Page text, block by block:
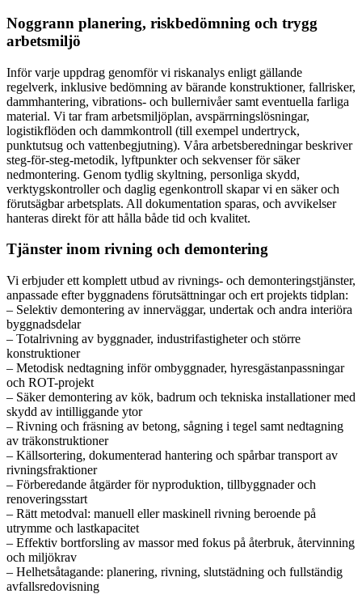
Noggrann planering, riskbedömning och trygg
arbetsmiljö
Inför varje uppdrag genomför vi riskanalys enligt gällande
regelverk, inklusive bedömning av bärande konstruktioner, fallrisker,
dammhantering, vibrations- och bullernivåer samt eventuella farliga
material. Vi tar fram arbetsmiljöplan, avspärrningslösningar,
logistikflöden och dammkontroll (till exempel undertryck,
punktutsug och vattenbegjutning). Våra arbetsberedningar beskriver
steg-för-steg-metodik, lyftpunkter och sekvenser för säker
nedmontering. Genom tydlig skyltning, personliga skydd,
verktygskontroller och daglig egenkontroll skapar vi en säker och
förutsägbar arbetsplats. All dokumentation sparas, och avvikelser
hanteras direkt för att hålla både tid och kvalitet.
Tjänster inom rivning och demontering
Vi erbjuder ett komplett utbud av rivnings- och demonteringstjänster,
anpassade efter byggnadens förutsättningar och ert projekts tidplan:
– Selektiv demontering av innerväggar, undertak och andra interiöra
byggnadsdelar
– Totalrivning av byggnader, industrifastigheter och större
konstruktioner
– Metodisk nedtagning inför ombyggnader, hyresgästanpassningar
och ROT-projekt
– Säker demontering av kök, badrum och tekniska installationer med
skydd av intilliggande ytor
– Rivning och fräsning av betong, sågning i tegel samt nedtagning
av träkonstruktioner
– Källsortering, dokumenterad hantering och spårbar transport av
rivningsfraktioner
– Förberedande åtgärder för nyproduktion, tillbyggnader och
renoveringsstart
– Rätt metodval: manuell eller maskinell rivning beroende på
utrymme och lastkapacitet
– Effektiv bortforsling av massor med fokus på återbruk, återvinning
och miljökrav
– Helhetsåtagande: planering, rivning, slutstädning och fullständig
avfallsredovisning